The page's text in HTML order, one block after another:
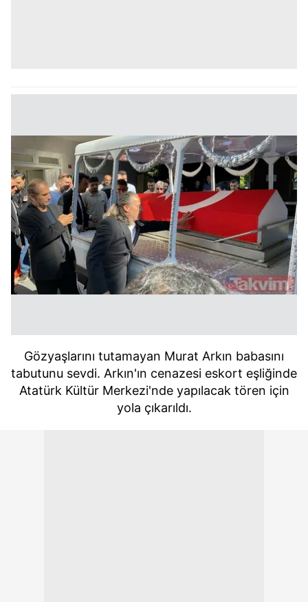
Gözyaşlarını tutamayan Murat Arkın babasını
tabutunu sevdi. Arkın'ın cenazesi eskort eşliğinde
Atatürk Kültür Merkezi'nde yapılacak tören için
yola çıkarıldı.